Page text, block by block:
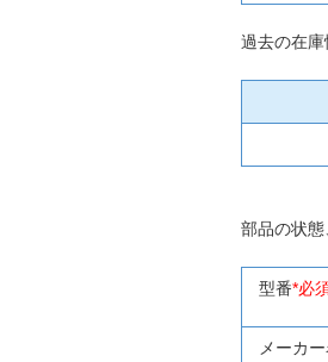
過去の在庫
部品の状
型番*必
メーカー